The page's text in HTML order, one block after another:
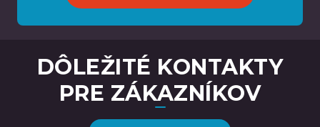
DÔLEŽITÉ KONTAKTY
PRE ZÁKAZNÍKOV